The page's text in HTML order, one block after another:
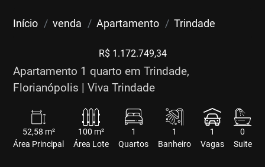
Início venda Apartamento Trindade
R$ 1.172.749,34
Apartamento 1 quarto em Trindade,
Florianópolis | Viva Trindade
52,58 m²
Área Principal
100 m²
Área Lote
1
Quartos
1
Banheiro
1
Vagas
0
Suite